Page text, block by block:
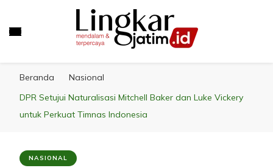
Beranda
Nasional
DPR Setujui Naturalisasi Mitchell Baker dan Luke Vickery
untuk Perkuat Timnas Indonesia
NASIONAL